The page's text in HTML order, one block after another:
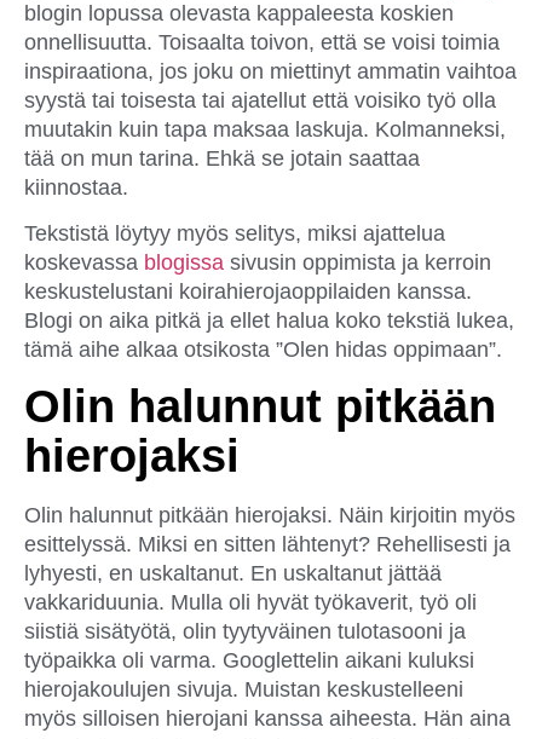
blogin lopussa olevasta kappaleesta koskien
onnellisuutta. Toisaalta toivon, että se voisi toimia
inspiraationa, jos joku on miettinyt ammatin vaihtoa
syystä tai toisesta tai ajatellut että voisiko työ olla
muutakin kuin tapa maksaa laskuja. Kolmanneksi,
tää on mun tarina. Ehkä se jotain saattaa
kiinnostaa.
Tekstistä löytyy myös selitys, miksi ajattelua
koskevassa blogissa sivusin oppimista ja kerroin
keskustelustani koirahierojaoppilaiden kanssa.
Blogi on aika pitkä ja ellet halua koko tekstiä lukea,
tämä aihe alkaa otsikosta ”Olen hidas oppimaan”.
Olin halunnut pitkään
hierojaksi
Olin halunnut pitkään hierojaksi. Näin kirjoitin myös
esittelyssä. Miksi en sitten lähtenyt? Rehellisesti ja
lyhyesti, en uskaltanut. En uskaltanut jättää
vakkariduunia. Mulla oli hyvät työkaverit, työ oli
siistiä sisätyötä, olin tyytyväinen tulotasooni ja
työpaikka oli varma. Googlettelin aikani kuluksi
hierojakoulujen sivuja. Muistan keskustelleeni
myös silloisen hierojani kanssa aiheesta. Hän aina